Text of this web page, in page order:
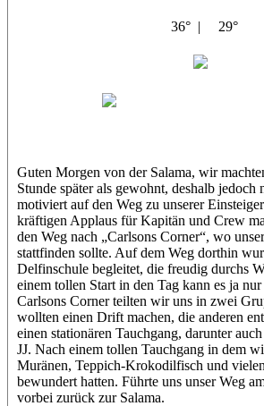
36° | 29°
Guten Morgen von der Salama, wir
Stunde später als gewohnt, deshalb jedoch
motiviert auf den Weg zu unserer
kräftigen Applaus für Kapitän und Crew
den Weg nach „Carlsons Corner“, wo
stattfinden sollte. Auf dem Weg dorthin
Delfinschule begleitet, die freudig durchs
einem tollen Start in den Tag kann es ja
Carlsons Corner teilten wir uns in zwei
wollten einen Drift machen, die anderen
einen stationären Tauchgang, darunter
JJ. Nach einem tollen Tauchgang in dem
Muränen, Teppich-Krokodilfisch und
bewundert hatten. Führte uns unser Weg
vorbei zurück zur Salama.